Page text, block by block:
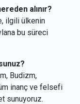
alınır?
ilgili ülkenin
bu süreci
Budizm,
inanç ve felsefi
sunuyoruz.